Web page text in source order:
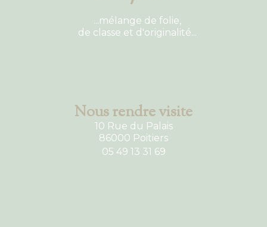
...mélange de folie,
de classe et d'originalité...
Nous rendre visite
10 Rue du Palais
86000 Poitiers
05 49 13 31 69